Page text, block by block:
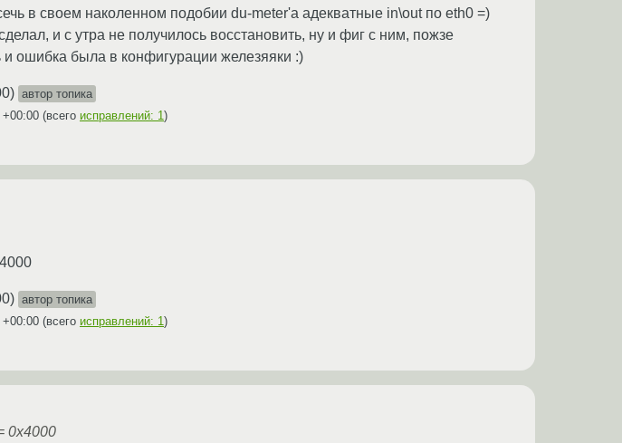
в своем наколенном подобии du-meter'a адекватные in\out по eth0 =)
и с утра не получилось восстановить, ну и фиг с ним, пожзе
и ошибка была в конфигурации железяяки :)
) автор топика
+00:00 (всего исправлений: 1 )
) автор топика
+00:00 (всего исправлений: 1 )
0x4000